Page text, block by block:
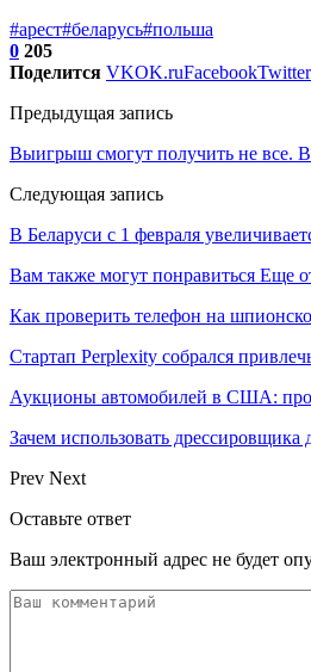
#арест#беларусь#польша
0 205
Поделится VKOK.ruFacebookTwitter
Предыдущая запись
Выигрыш смогут получить не все.
Следующая запись
В Беларуси с 1 февраля
Вам также могут понравиться Еще
Как проверить телефон на
Стартап Perplexity собрался
Аукционы автомобилей в США:
Зачем использовать дрессировщика
Prev Next
Оставьте ответ
Ваш электронный адрес не будет